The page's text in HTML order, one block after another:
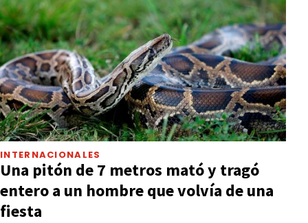
INTERNACIONALES
Una pitón de 7 metros mató y tragó
entero a un hombre que volvía de una
fiesta